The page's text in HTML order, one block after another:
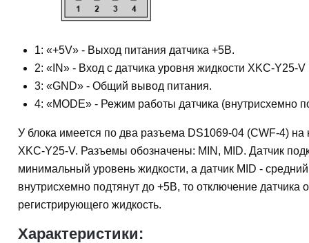
1: «+5V» - Выход питания датчика +5В.
2: «IN» - Вход с датчика уровня жидкости XKC-Y25-
3: «GND» - Общий вывод питания.
4: «MODE» - Режим работы датчика (внутрисхемно
У блока имеется по два разъема DS1069-04 (CWF-4)
XKC-Y25-V. Разъемы обозначены: MIN, MID. Датчик
минимальный уровень жидкости, а датчик MID -
внутрисхемно подтянут до +5В, то отключение
регистрирующего жидкость.
Характеристики: